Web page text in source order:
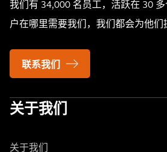
我们有 34,000 名员工，活跃在 30
户在哪里需要我们，我们都会为他们
联系我们
关于我们
关于我们